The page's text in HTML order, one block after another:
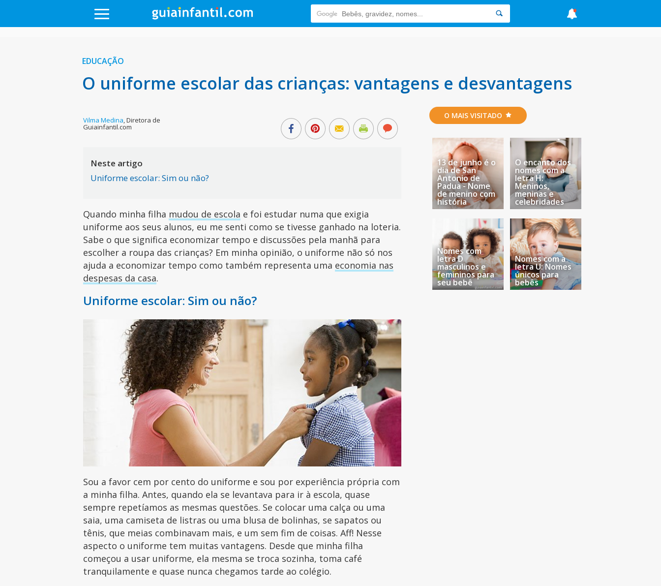
EDUCAÇÃO
O uniforme escolar das crianças: vantagens e desvantagens
Vilma Medina,Diretora de
Guiainfantil.com
Neste artigo
Uniforme escolar: Sim ou não?
Quando minha filha mudou de escola e foi estudar numa que exigia
uniforme aos seus alunos, eu me senti como se tivesse ganhado na loteria.
Sabe o que significa economizar tempo e discussões pela manhã para
escolher a roupa das crianças? Em minha opinião, o uniforme não só nos
ajuda a economizar tempo como também representa uma economia nas
despesas da casa.
Uniforme escolar: Sim ou não?
Sou a favor cem por cento do uniforme e sou por experiência própria com
a minha filha. Antes, quando ela se levantava para ir à escola, quase
sempre repetíamos as mesmas questões. Se colocar uma calça ou uma
saia, uma camiseta de listras ou uma blusa de bolinhas, se sapatos ou
tênis, que meias combinavam mais, e um sem fim de coisas. Aff! Nesse
aspecto o uniforme tem muitas vantagens. Desde que minha filha
começou a usar uniforme, ela mesma se troca sozinha, toma café
tranquilamente e quase nunca chegamos tarde ao colégio.
O MAIS VISITADO
13 de junho é o
dia de San
Antonio de
Padua - Nome
de menino com
história
O encanto dos
nomes com a
letra H:
Meninos,
meninas e
celebridades
Nomes com
letra D
masculinos e
femininos para
seu bebê
Nomes com a
letra U: Nomes
únicos para
bebês